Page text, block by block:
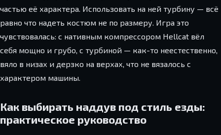
частью её характера. Использовать на ней турбину — всё
равно что надеть костюм не по размеру. Игра это
чувствовалась: с нативным компрессором Hellcat вёл
себя мощно и грубо, с турбиной — как-то неестественно,
вяло в низах и дерзко на верхах, что не вязалось с
характером машины.
Как выбирать наддув под стиль езды:
практическое руководство